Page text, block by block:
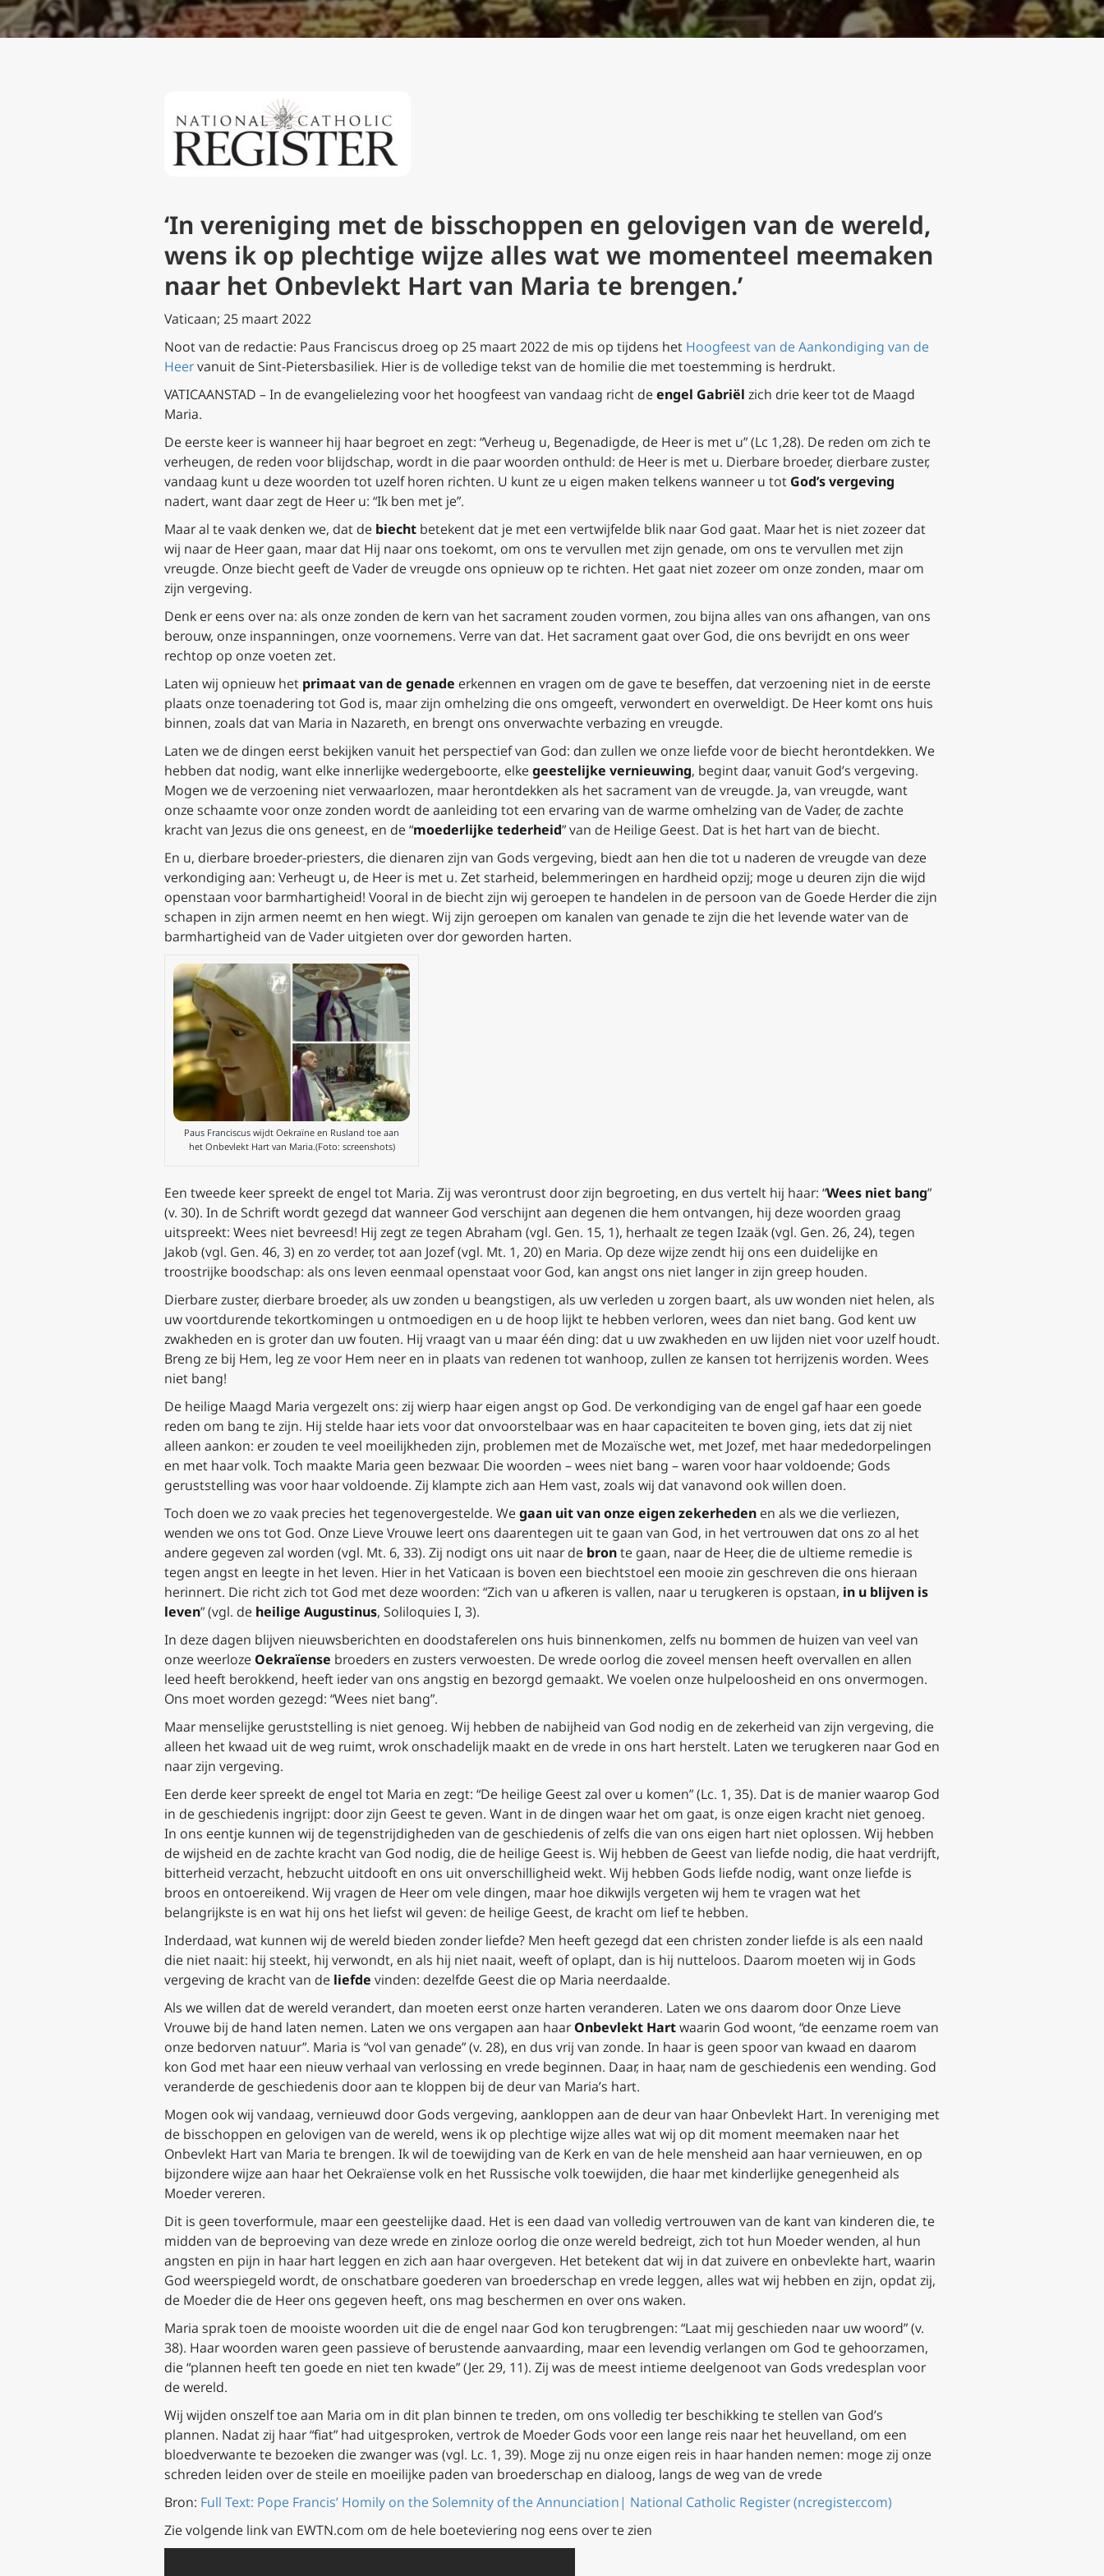
‘In vereniging met de bisschoppen en gelovigen van de wereld,
wens ik op plechtige wijze alles wat we momenteel meemaken
naar het Onbevlekt Hart van Maria te brengen.’
Vaticaan; 25 maart 2022
Noot van de redactie: Paus Franciscus droeg op 25 maart 2022 de mis op tijdens het Hoogfeest van de Aankondiging van de
Heervanuit de Sint-Pietersbasiliek. Hier is de volledige tekst van de homilie die met toestemming is herdrukt.
VATICAANSTAD – In de evangelielezing voor het hoogfeest van vandaag richt de engel Gabriël zich drie keer tot de Maagd
Maria.
De eerste keer is wanneer hij haar begroet en zegt: “Verheug u, Begenadigde, de Heer is met u” (Lc 1,28). De reden om zich te
verheugen, de reden voor blijdschap, wordt in die paar woorden onthuld: de Heer is met u. Dierbare broeder, dierbare zuster,
vandaag kunt u deze woorden tot uzelf horen richten. U kunt ze u eigen maken telkens wanneer u tot God’s vergeving
nadert, want daar zegt de Heer u: “Ik ben met je”.
Maar al te vaak denken we, dat de biecht betekent dat je met een vertwijfelde blik naar God gaat. Maar het is niet zozeer dat
wij naar de Heer gaan, maar dat Hij naar ons toekomt, om ons te vervullen met zijn genade, om ons te vervullen met zijn
vreugde. Onze biecht geeft de Vader de vreugde ons opnieuw op te richten. Het gaat niet zozeer om onze zonden, maar om
zijn vergeving.
Denk er eens over na: als onze zonden de kern van het sacrament zouden vormen, zou bijna alles van ons afhangen, van ons
berouw, onze inspanningen, onze voornemens. Verre van dat. Het sacrament gaat over God, die ons bevrijdt en ons weer
rechtop op onze voeten zet.
Laten wij opnieuw het primaat van de genade erkennen en vragen om de gave te beseffen, dat verzoening niet in de eerste
plaats onze toenadering tot God is, maar zijn omhelzing die ons omgeeft, verwondert en overweldigt. De Heer komt ons huis
binnen, zoals dat van Maria in Nazareth, en brengt ons onverwachte verbazing en vreugde.
Laten we de dingen eerst bekijken vanuit het perspectief van God: dan zullen we onze liefde voor de biecht herontdekken. We
hebben dat nodig, want elke innerlijke wedergeboorte, elke geestelijke vernieuwing, begint daar, vanuit God’s vergeving.
Mogen we de verzoening niet verwaarlozen, maar herontdekken als het sacrament van de vreugde. Ja, van vreugde, want
onze schaamte voor onze zonden wordt de aanleiding tot een ervaring van de warme omhelzing van de Vader, de zachte
kracht van Jezus die ons geneest, en de “moederlijke tederheid” van de Heilige Geest. Dat is het hart van de biecht.
En u, dierbare broeder-priesters, die dienaren zijn van Gods vergeving, biedt aan hen die tot u naderen de vreugde van deze
verkondiging aan: Verheugt u, de Heer is met u. Zet starheid, belemmeringen en hardheid opzij; moge u deuren zijn die wijd
openstaan voor barmhartigheid! Vooral in de biecht zijn wij geroepen te handelen in de persoon van de Goede Herder die zijn
schapen in zijn armen neemt en hen wiegt. Wij zijn geroepen om kanalen van genade te zijn die het levende water van de
barmhartigheid van de Vader uitgieten over dor geworden harten.
Paus Franciscus wijdt Oekraïne en Rusland toe aan
het Onbevlekt Hart van Maria.(Foto: screenshots)
Een tweede keer spreekt de engel tot Maria. Zij was verontrust door zijn begroeting, en dus vertelt hij haar: “Wees niet bang”
(v. 30). In de Schrift wordt gezegd dat wanneer God verschijnt aan degenen die hem ontvangen, hij deze woorden graag
uitspreekt: Wees niet bevreesd! Hij zegt ze tegen Abraham (vgl. Gen. 15, 1), herhaalt ze tegen Izaäk (vgl. Gen. 26, 24), tegen
Jakob (vgl. Gen. 46, 3) en zo verder, tot aan Jozef (vgl. Mt. 1, 20) en Maria. Op deze wijze zendt hij ons een duidelijke en
troostrijke boodschap: als ons leven eenmaal openstaat voor God, kan angst ons niet langer in zijn greep houden.
Dierbare zuster, dierbare broeder, als uw zonden u beangstigen, als uw verleden u zorgen baart, als uw wonden niet helen, als
uw voortdurende tekortkomingen u ontmoedigen en u de hoop lijkt te hebben verloren, wees dan niet bang. God kent uw
zwakheden en is groter dan uw fouten. Hij vraagt van u maar één ding: dat u uw zwakheden en uw lijden niet voor uzelf houdt.
Breng ze bij Hem, leg ze voor Hem neer en in plaats van redenen tot wanhoop, zullen ze kansen tot herrijzenis worden. Wees
niet bang!
De heilige Maagd Maria vergezelt ons: zij wierp haar eigen angst op God. De verkondiging van de engel gaf haar een goede
reden om bang te zijn. Hij stelde haar iets voor dat onvoorstelbaar was en haar capaciteiten te boven ging, iets dat zij niet
alleen aankon: er zouden te veel moeilijkheden zijn, problemen met de Mozaïsche wet, met Jozef, met haar mededorpelingen
en met haar volk. Toch maakte Maria geen bezwaar. Die woorden – wees niet bang – waren voor haar voldoende; Gods
geruststelling was voor haar voldoende. Zij klampte zich aan Hem vast, zoals wij dat vanavond ook willen doen.
Toch doen we zo vaak precies het tegenovergestelde. We gaan uit van onze eigen zekerheden en als we die verliezen,
wenden we ons tot God. Onze Lieve Vrouwe leert ons daarentegen uit te gaan van God, in het vertrouwen dat ons zo al het
andere gegeven zal worden (vgl. Mt. 6, 33). Zij nodigt ons uit naar de bronte gaan, naar de Heer, die de ultieme remedie is
tegen angst en leegte in het leven. Hier in het Vaticaan is boven een biechtstoel een mooie zin geschreven die ons hieraan
herinnert. Die richt zich tot God met deze woorden: “Zich van u afkeren is vallen, naar u terugkeren is opstaan, in u blijven is
leven” (vgl. de heilige Augustinus, Soliloquies I, 3).
In deze dagen blijven nieuwsberichten en doodstaferelen ons huis binnenkomen, zelfs nu bommen de huizen van veel van
onze weerloze Oekraïense broeders en zusters verwoesten. De wrede oorlog die zoveel mensen heeft overvallen en allen
leed heeft berokkend, heeft ieder van ons angstig en bezorgd gemaakt. We voelen onze hulpeloosheid en ons onvermogen.
Ons moet worden gezegd: “Wees niet bang”.
Maar menselijke geruststelling is niet genoeg. Wij hebben de nabijheid van God nodig en de zekerheid van zijn vergeving, die
alleen het kwaad uit de weg ruimt, wrok onschadelijk maakt en de vrede in ons hart herstelt. Laten we terugkeren naar God en
naar zijn vergeving.
Een derde keer spreekt de engel tot Maria en zegt: “De heilige Geest zal over u komen” (Lc. 1, 35). Dat is de manier waarop God
in de geschiedenis ingrijpt: door zijn Geest te geven. Want in de dingen waar het om gaat, is onze eigen kracht niet genoeg.
In ons eentje kunnen wij de tegenstrijdigheden van de geschiedenis of zelfs die van ons eigen hart niet oplossen. Wij hebben
de wijsheid en de zachte kracht van God nodig, die de heilige Geest is. Wij hebben de Geest van liefde nodig, die haat verdrijft,
bitterheid verzacht, hebzucht uitdooft en ons uit onverschilligheid wekt. Wij hebben Gods liefde nodig, want onze liefde is
broos en ontoereikend. Wij vragen de Heer om vele dingen, maar hoe dikwijls vergeten wij hem te vragen wat het
belangrijkste is en wat hij ons het liefst wil geven: de heilige Geest, de kracht om lief te hebben.
Inderdaad, wat kunnen wij de wereld bieden zonder liefde? Men heeft gezegd dat een christen zonder liefde is als een naald
die niet naait: hij steekt, hij verwondt, en als hij niet naait, weeft of oplapt, dan is hij nutteloos. Daarom moeten wij in Gods
vergeving de kracht van de liefde vinden: dezelfde Geest die op Maria neerdaalde.
Als we willen dat de wereld verandert, dan moeten eerst onze harten veranderen. Laten we ons daarom door Onze Lieve
Vrouwe bij de hand laten nemen. Laten we ons vergapen aan haarOnbevlekt Hartwaarin God woont, “de eenzame roem van
onze bedorven natuur”. Maria is “vol van genade” (v. 28), en dus vrij van zonde. In haar is geen spoor van kwaad en daarom
kon God met haar een nieuw verhaal van verlossing en vrede beginnen. Daar, in haar, nam de geschiedenis een wending. God
veranderde de geschiedenis door aan te kloppen bij de deur van Maria’s hart.
Mogen ook wij vandaag, vernieuwd door Gods vergeving, aankloppen aan de deur van haar Onbevlekt Hart. In vereniging met
de bisschoppen en gelovigen van de wereld, wens ik op plechtige wijze alles wat wij op dit moment meemaken naar het
Onbevlekt Hart van Maria te brengen. Ik wil de toewijding van de Kerk en van de hele mensheid aan haar vernieuwen, en op
bijzondere wijze aan haar het Oekraïense volk en het Russische volk toewijden, die haar met kinderlijke genegenheid als
Moeder vereren.
Dit is geen toverformule, maar een geestelijke daad. Het is een daad van volledig vertrouwen van de kant van kinderen die, te
midden van de beproeving van deze wrede en zinloze oorlog die onze wereld bedreigt, zich tot hun Moeder wenden, al hun
angsten en pijn in haar hart leggen en zich aan haar overgeven. Het betekent dat wij in dat zuivere en onbevlekte hart, waarin
God weerspiegeld wordt, de onschatbare goederen van broederschap en vrede leggen, alles wat wij hebben en zijn, opdat zij,
de Moeder die de Heer ons gegeven heeft, ons mag beschermen en over ons waken.
Maria sprak toen de mooiste woorden uit die de engel naar God kon terugbrengen: “Laat mij geschieden naar uw woord” (v.
38). Haar woorden waren geen passieve of berustende aanvaarding, maar een levendig verlangen om God te gehoorzamen,
die “plannen heeft ten goede en niet ten kwade” (Jer. 29, 11). Zij was de meest intieme deelgenoot van Gods vredesplan voor
de wereld.
Wij wijden onszelf toe aan Maria om in dit plan binnen te treden, om ons volledig ter beschikking te stellen van God’s
plannen. Nadat zij haar “fiat” had uitgesproken, vertrok de Moeder Gods voor een lange reis naar het heuvelland, om een
bloedverwante te bezoeken die zwanger was (vgl. Lc. 1, 39). Moge zij nu onze eigen reis in haar handen nemen: moge zij onze
schreden leiden over de steile en moeilijke paden van broederschap en dialoog, langs de weg van de vrede
Bron: Full Text: Pope Francis’ Homily on the Solemnity of the Annunciation| National Catholic Register (ncregister.com)
Zie volgende link van EWTN.com om de hele boeteviering nog eens over te zien